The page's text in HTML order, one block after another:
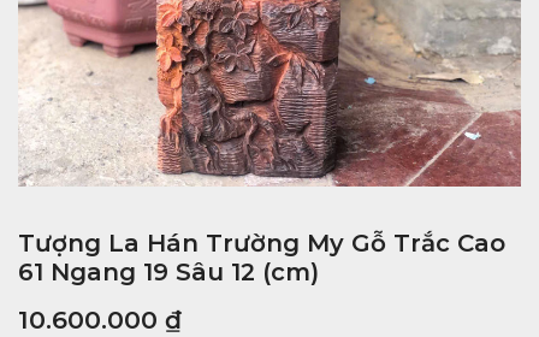
Tượng La Hán Trường My Gỗ Trắc Cao
61 Ngang 19 Sâu 12 (cm)
10.600.000 ₫